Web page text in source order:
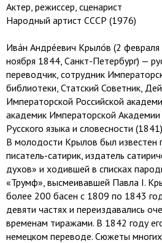
Актер, режиссер, сценарист
Народный артист СССР (1976)
Ива́н Андре́евич Крыло́в (2
ноября 1844, Санкт-Петербург) —
переводчик, сотрудник
библиотеки, Статский Советник,
Императорской Российской
академик Императорской
Русского языка и словесности
В молодости Крылов был известен
писатель-сатирик, издатель
духов» и ходившей в списках
«Трумф», высмеивавшей Павла I.
более 200 басен с 1809 по 1843
девяти частях и переиздавались
временам тиражами. В 1842 году
немецком переводе. Сюжеты